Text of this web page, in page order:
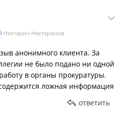
Нектарин Нектаринов
анонимного клиента. За
не было подано ни одной
в органы прокуратуры.
ложная информация
ответить